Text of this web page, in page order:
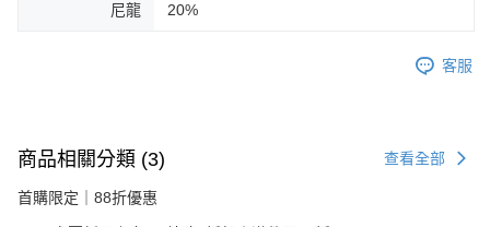
尼龍 20%
客服
商品相關分類 (3) 查看全部
首購限定｜88折優惠